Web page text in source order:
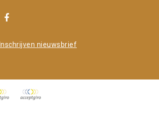
Inschrijven nieuwsbrief